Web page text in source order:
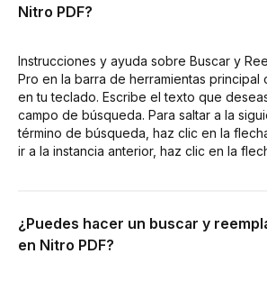
Nitro PDF?
Instrucciones y ayuda sobre Buscar y
Pro en la barra de herramientas principal
en tu teclado. Escribe el texto que
campo de búsqueda. Para saltar a la
término de búsqueda, haz clic en la
ir a la instancia anterior, haz clic en la
¿Puedes hacer un buscar y
en Nitro PDF?